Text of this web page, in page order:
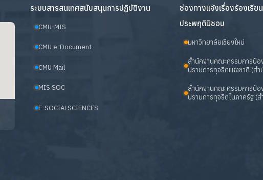
ระบบสารสนเทศสนับสนุนการปฏิบัติงาน
CMU-MIS
CMU e-Document
CMU Mail
MIS SOC
E-SOCIALSCIENCES
ช่องทางแจ้งเรื่องร้องเรีย
ประพฤติมิชอบ
มหาวิทยาลัยเชียงใหม่
สำนักงานคณะกรรมการป้อ
ปรามการทุจริตแห่งชาติ (สำ
สำนักงานคณะกรรมการป้อ
ปรามการทุจริตในภาครัฐ (